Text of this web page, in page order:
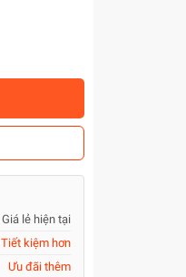
Giá lẻ hiện tại
Tiết kiệm hơn
Ưu đãi thêm